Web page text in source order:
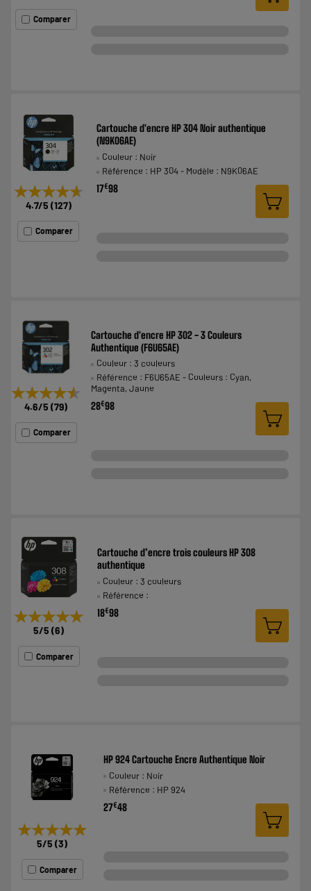
Comparer
★★★★★
★★★★★
4.7/5 (127)
Comparer
Cartouche d'encre HP 304 Noir authentique
(N9K06AE)
Couleur : Noir
Référence : HP 304 - Modèle : N9K06AE
17€98
★★★★★
★★★★★
4.6/5 (79)
Comparer
Cartouche d'encre HP 302 - 3 Couleurs
Authentique (F6U65AE)
Couleur : 3 couleurs
Référence : F6U65AE - Couleurs : Cyan,
Magenta, Jaune
28€98
★★★★★
★★★★★
5/5 (6)
Comparer
Cartouche d’encre trois couleurs HP 308
authentique
Couleur : 3 couleurs
Référence :
18€98
★★★★★
★★★★★
5/5 (3)
Comparer
HP 924 Cartouche Encre Authentique Noir
Couleur : Noir
Référence : HP 924
27€48